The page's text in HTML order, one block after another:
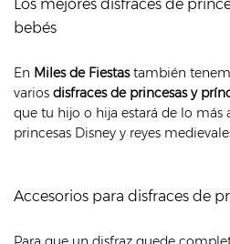
Los mejores disfraces de
bebés
En Miles de Fiestastambién
varios disfraces de princesas y
que tu hijo o hija estará de lo más
princesas Disney y reyes
Accesorios para disfraces de